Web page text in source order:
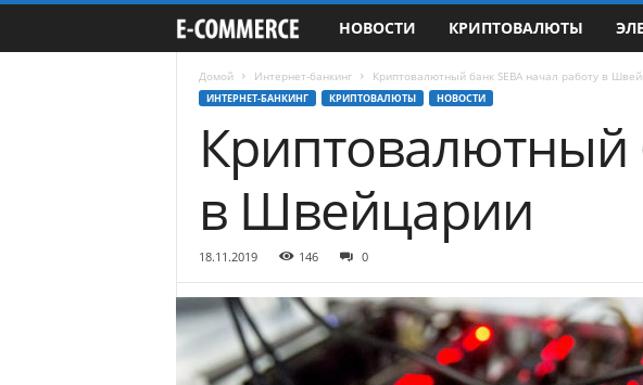
-
m
e
НОВОСТИ КРИПТОВАЛЮТЫ
Домой Интернет-банкинг Криптовалютный банк SEBA начал работу в
ИНТЕРНЕТ-БАНКИНГ КРИПТОВАЛЮТЫ НОВОСТИ
Криптовалютный
в Швейцарии
18.11.2019 146 0